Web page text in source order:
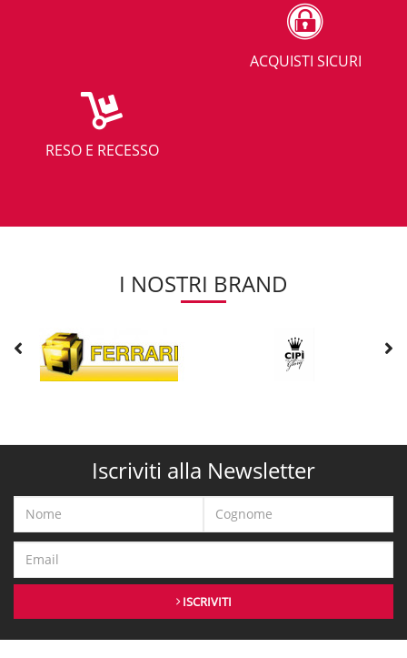
ACQUISTI SICURI
RESO E RECESSO
I NOSTRI BRAND
Iscriviti alla Newsletter
ISCRIVITI